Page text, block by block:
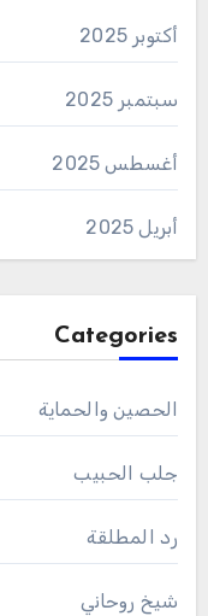
أكتوبر 2025
سبتمبر 2025
أغسطس 2025
أبريل 2025
Categories
الحصين والحماية
جلب الحبيب
رد المطلقة
شيخ روحاني